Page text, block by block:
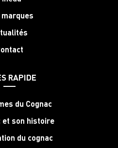
marques
RAPIDE
du Cognac
et son histoire
du cognac